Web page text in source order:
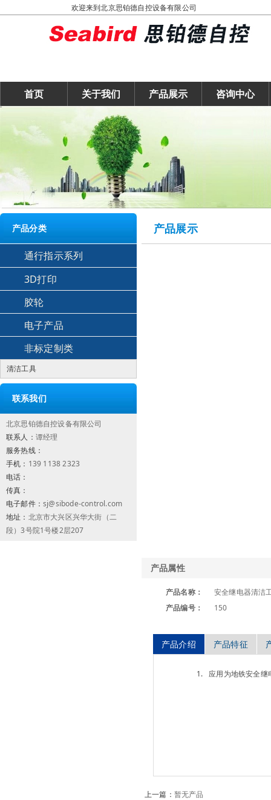
欢迎来到北京思铂德自控设备有限公司
首页 关于我们 产品展示 咨询中心
产品分类
通行指示系列
3D打印
胶轮
电子产品
非标定制类
清洁工具
联系我们
北京思铂德自控设备有限公司
联系人： 谭经理
服务热线：
手机： 139 1138 2323
电话：
传真：
电子邮件： sj@sibode-control.com
地址： 北京市大兴区兴华大街（二
段）3号院1号楼2层207
产品展示
产品属性
产品名称：
安全继电器清洁
产品编号：
150
产品介绍 产品特征
1. 应用为地铁安全继电
上一篇： 暂无产品